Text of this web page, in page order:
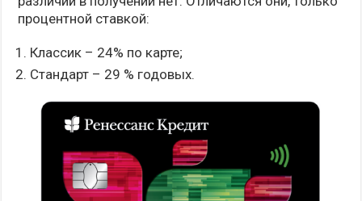
процентной ставкой:
Классик – 24% по карте;
Стандарт – 29 % годовых.